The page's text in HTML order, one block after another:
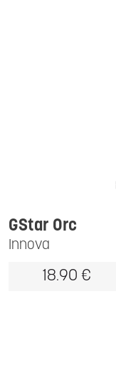
Innova
GStar Orc
18.90 €